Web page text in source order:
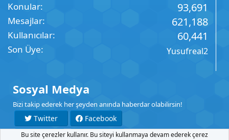
Konular 93,691
Mesajlar 621,188
Kullanıcılar 60,441
Son Üye Yusufreal2
Sosyal Medya
Bizi takip ederek her şeyden anında haberdar olabilirsin!
Twitter
Facebook
YouTube
Instagram
Bu site çerezler kullanır. Bu siteyi kullanmaya devam ederek çerez